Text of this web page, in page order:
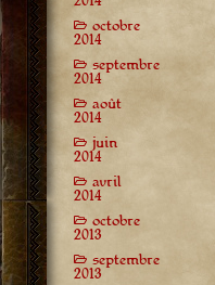
octobre
2014
septembre
2014
août
2014
juin
2014
avril
2014
octobre
2013
septembre
2013